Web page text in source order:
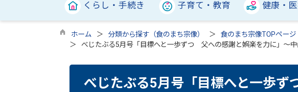
くらし・手続き 子育て・教育 健康・
ホーム 分類から探す（食のまち宗像） 食のまち宗像TOPページ
べじたぶる5月号「目標へと一歩ずつ 父への感謝と娯楽を力に」～
べじたぶる5月号「目標へと一歩